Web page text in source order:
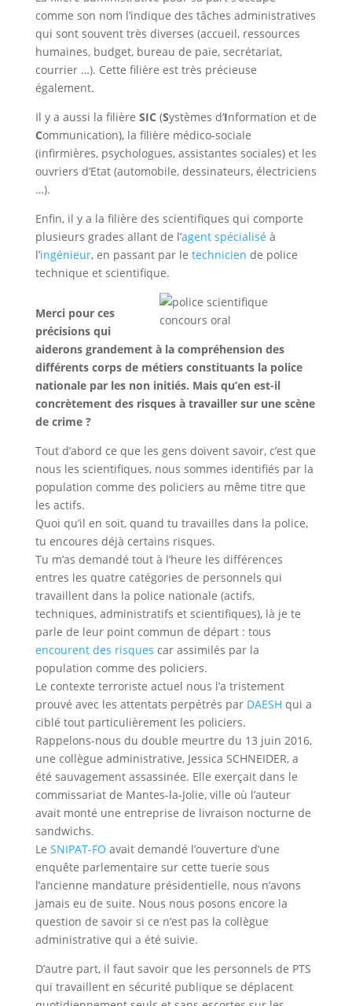
comme son nom l’indique des tâches administratives
qui sont souvent très diverses (accueil, ressources
humaines, budget, bureau de paie, secrétariat,
courrier …). Cette filière est très précieuse
également.
Il y a aussi la filière SIC (Systèmes d’Information et de
Communication), la filière médico-sociale
(infirmières, psychologues, assistantes sociales) et les
ouvriers d’Etat (automobile, dessinateurs, électriciens
…).
Enfin, il y a la filière des scientifiques qui comporte
plusieurs grades allant de l’agent spécialisé à
l’ingénieur, en passant par le technicien de police
technique et scientifique.
Merci pour ces
précisions qui
aiderons grandement à la compréhension des
différents corps de métiers constituants la police
nationale par les non initiés. Mais qu’en est-il
concrètement des risques à travailler sur une scène
de crime ?
Tout d’abord ce que les gens doivent savoir, c’est que
nous les scientifiques, nous sommes identifiés par la
population comme des policiers au même titre que
les actifs.
Quoi qu’il en soit, quand tu travailles dans la police,
tu encoures déjà certains risques.
Tu m’as demandé tout à l’heure les différences
entres les quatre catégories de personnels qui
travaillent dans la police nationale (actifs,
techniques, administratifs et scientifiques), là je te
parle de leur point commun de départ : tous
encourent des risques car assimilés par la
population comme des policiers.
Le contexte terroriste actuel nous l’a tristement
prouvé avec les attentats perpétrés par DAESH qui a
ciblé tout particulièrement les policiers.
Rappelons-nous du double meurtre du 13 juin 2016,
une collègue administrative, Jessica SCHNEIDER, a
été sauvagement assassinée. Elle exerçait dans le
commissariat de Mantes-la-Jolie, ville où l’auteur
avait monté une entreprise de livraison nocturne de
sandwichs.
Le SNIPAT-FO avait demandé l’ouverture d’une
enquête parlementaire sur cette tuerie sous
l’ancienne mandature présidentielle, nous n’avons
jamais eu de suite. Nous nous posons encore la
question de savoir si ce n’est pas la collègue
administrative qui a été suivie.
D’autre part, il faut savoir que les personnels de PTS
qui travaillent en sécurité publique se déplacent